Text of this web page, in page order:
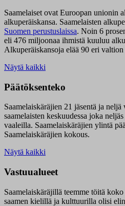
Saamelaiset ovat Euroopan unionin
alkuperäiskansa. Saamelaisten
Suomen perustuslaissa. Noin 6
eli 476 miljoonaa ihmistä kuuluu
Alkuperäiskansoja elää 90 eri valtion
Näytä kaikki
Päätöksenteko
Saamelaiskäräjien 21 jäsentä ja neljä
saamelaisten keskuudessa joka
vaaleilla. Saamelaiskäräjien ylintä
Saamelaiskäräjien kokous.
Näytä kaikki
Vastuualueet
Saamelaiskäräjillä teemme töitä koko
saamen kielillä ja kulttuurilla olisi